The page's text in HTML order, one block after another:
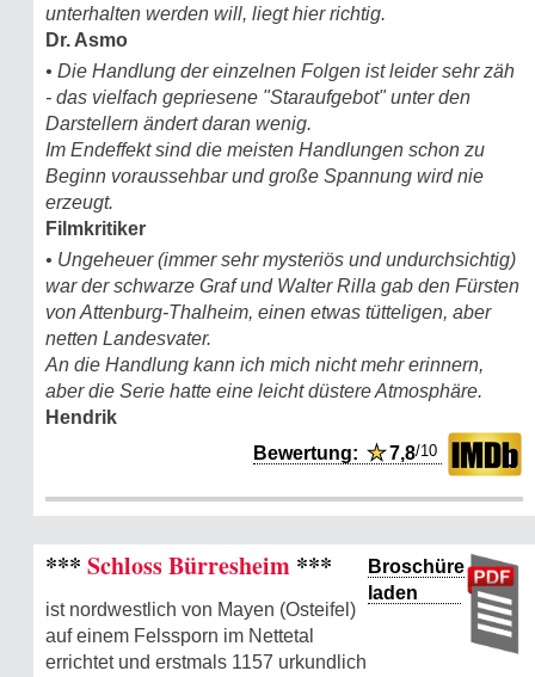
unterhalten werden will, liegt hier richtig.
Dr. Asmo
• Die Handlung der einzelnen Folgen ist leider sehr zäh
- das vielfach gepriesene "Staraufgebot" unter den
Darstellern ändert daran wenig.
Im Endeffekt sind die meisten Handlungen schon zu
Beginn voraussehbar und große Spannung wird nie
erzeugt.
Filmkritiker
• Ungeheuer (immer sehr mysteriös und undurchsichtig)
war der schwarze Graf und Walter Rilla gab den Fürsten
von Attenburg-Thalheim, einen etwas tütteligen, aber
netten Landesvater.
An die Handlung kann ich mich nicht mehr erinnern,
aber die Serie hatte eine leicht düstere Atmosphäre.
Hendrik
Bewertung:★7,8/10
Broschüre
laden
*** Schloss Bürresheim ***
ist nordwestlich von Mayen (Osteifel)
auf einem Felssporn im Nettetal
errichtet und erstmals 1157 urkundlich